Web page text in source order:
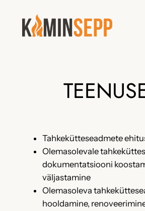
juurde
Tahkekütteseadmete
Olemasolevale
dokumentatsiooni
väljastamine
Olemasoleva
hooldamine,